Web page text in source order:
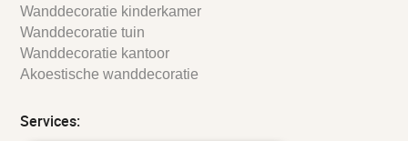
Wanddecoratie kinderkamer
Wanddecoratie tuin
Wanddecoratie kantoor
Akoestische wanddecoratie
Services: